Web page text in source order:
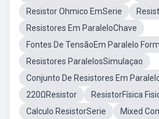
Resistor Ohmico EmSerie
Resistores Em ParaleloChave
Fontes De TensãoEm Paralelo
Resistores ParalelosSimulaçao
Conjunto De Resistores Em
220ΩResistor
ResistorFísica
Calculo ResistorSerie
Mixed